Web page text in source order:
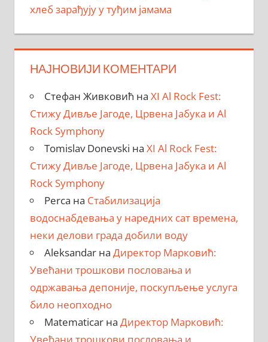
хлеб зарађују у туђим јамама
НАЈНОВИЈИ КОМЕНТАРИ
Стефан Живковић на XI Al Rock Fest:
Стижу Дивље Јагоде, Црвена Јабука и Al
Rock Symphony
Tomislav Donevski на XI Al Rock Fest:
Стижу Дивље Јагоде, Црвена Јабука и Al
Rock Symphony
Perca на Стабилизација
водоснабдевања у наредних сат времена,
неки делови града добили воду
Aleksandarна Директор Марковић:
Увећани трошкови пословања и
одржавања депоније, поскупљење услуга
било неопходно
Matematicarна Директор Марковић: